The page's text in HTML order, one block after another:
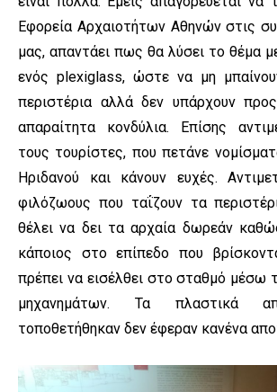
Εφορεία Αρχαιοτήτων Αθηνών στις
μας, απαντάει πως θα λύσει το θέμα
ενός plexiglass, ώστε να μη
περιστέρια αλλά δεν υπάρχουν
απαραίτητα κονδύλια. Επίσης
τους τουρίστες, που πετάνε
Ηριδανού και κάνουν ευχές.
φιλόζωους που ταΐζουν τα
θέλει να δει τα αρχαία δωρεάν
κάποιος στο επίπεδο που
πρέπει να εισέλθει στο σταθμό
μηχανημάτων. Τα πλαστικά
τοποθετήθηκαν δεν έφεραν κανένα